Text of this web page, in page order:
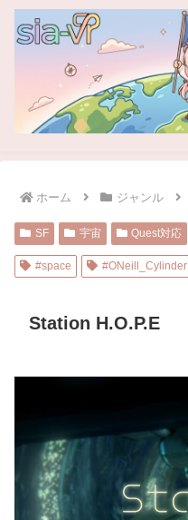
ホーム ジャンル
SF 宇宙 Quest対応
#space #ONeill_Cylinder
Station H.O.P.E